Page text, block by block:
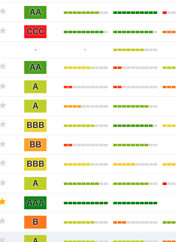
AA
CCC
- -
AA
A
A
BBB
BB
BBB
A
AAA
B